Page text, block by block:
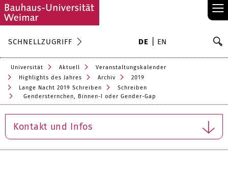
≡
SCHNELLZUGRIFF DE EN
Universität Aktuell
Veranstaltungskalender
Highlights des Jahres
Archiv
2019
Lange Nacht 2019 Schreiben
Schreiben
Gendersternchen, Binnen-I oder Gender-Gap
Kontakt und Infos